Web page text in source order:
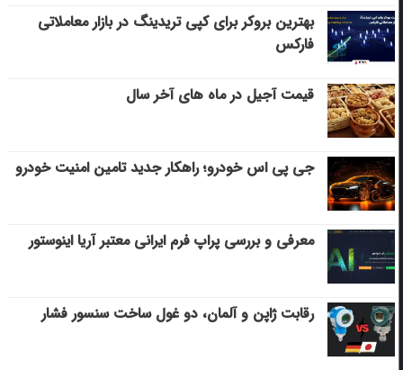
بهترین بروکر برای کپی‌ تریدینگ در بازار معاملاتی
فارکس
قیمت آجیل در ماه های آخر سال
جی پی اس خودرو؛ راهکار جدید تامین امنیت خودرو
معرفی و بررسی پراپ فرم ایرانی معتبر آریا اینوستور
رقابت ژاپن و آلمان، دو غول ساخت سنسور فشار